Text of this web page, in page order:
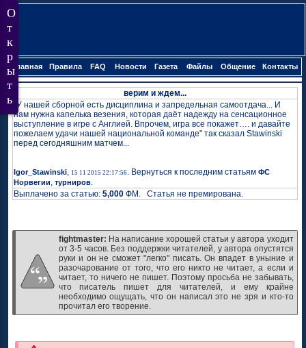
Главная Правила FAQ Новости Газета Файлы Общение Контакты
верим и ждем...
"У нашей сборной есть дисциплина и запредельная самоотдача... И
нам нужна капелька везения, которая даёт надежду на сенсационное
выступление в игре с Англией. Впрочем, игра все покажет…. и давайте
пожелаем удачи нашей национальной команде" так сказал Stawinski
перед сегодняшним матчем...
Igor_Stawinski, 15 11 2015 22:17:56. Вернуться к последним статьям ФС
Норвегии, турниров.
Выплачено за статью: 5,000ФМ. Статья не премирована.
fightmaster: На написание хорошей статьи у автора уходит
от 3-5 часов. Без поддержки читателей, у автора опустятся
руки и он не сможет "легко" писать. Он впадет в уныние и
разочарование от того, что его никто не читает, а если и
читает, то ничего не пишет. Поэтому просьба не забывать,
что писатель пишет для читателей, и ему крайне
необходимо ощущать, что он написал это не зря и кто-то
прочитал его творение.